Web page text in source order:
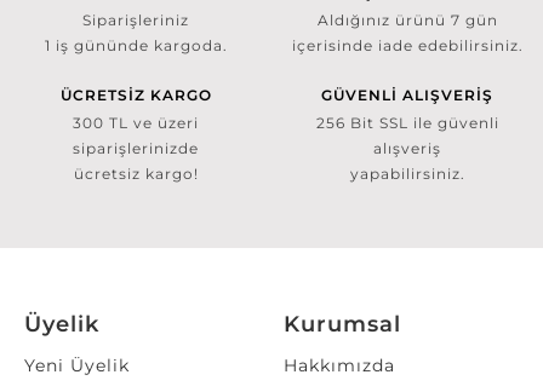
Siparişleriniz
1 iş gününde kargoda.
Aldığınız ürünü 7 gün
içerisinde iade edebilirsiniz.
ÜCRETSİZ KARGO
300 TL ve üzeri
siparişlerinizde
ücretsiz kargo!
GÜVENLİ ALIŞVERİŞ
256 Bit SSL ile güvenli
alışveriş
yapabilirsiniz.
Üyelik
Yeni Üyelik
Kurumsal
Hakkımızda